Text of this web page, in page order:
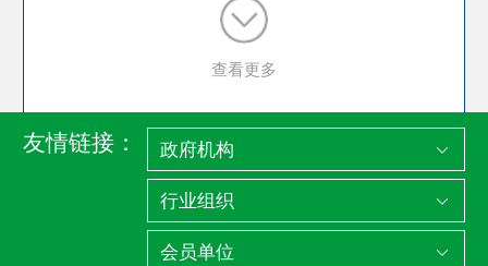
查看更多
友情链接：